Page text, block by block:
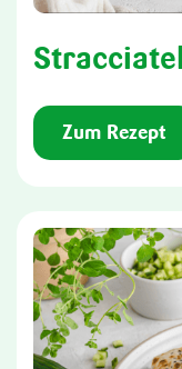
Zum Rezept